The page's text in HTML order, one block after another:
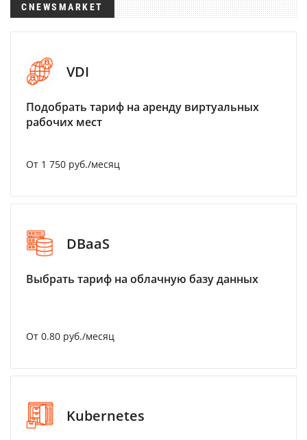
CNEWSMARKET
VDI
Подобрать тариф на аренду виртуальных
рабочих мест
От 1 750 руб./месяц
DBaaS
Выбрать тариф на облачную базу данных
От 0.80 руб./месяц
Kubernetes